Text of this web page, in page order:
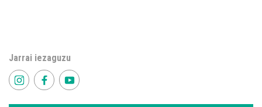
Jarrai iezaguzu